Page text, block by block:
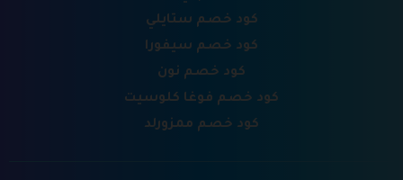
كود خصم ستايلي
كود خصم سيفورا
كود خصم نون
كود خصم فوغا كلوسيت
كود خصم ممزورلد